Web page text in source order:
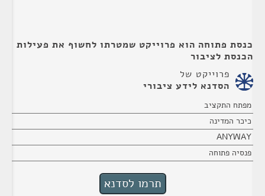
כנסת פתוחה הוא פרוייקט שמטרתו לחשוף את פעילות
הכנסת לציבור
פרוייקט של
הסדנא לידע ציבורי
מפתח התקציב
כיכר המדינה
ANYWAY
פנסיה פתוחה